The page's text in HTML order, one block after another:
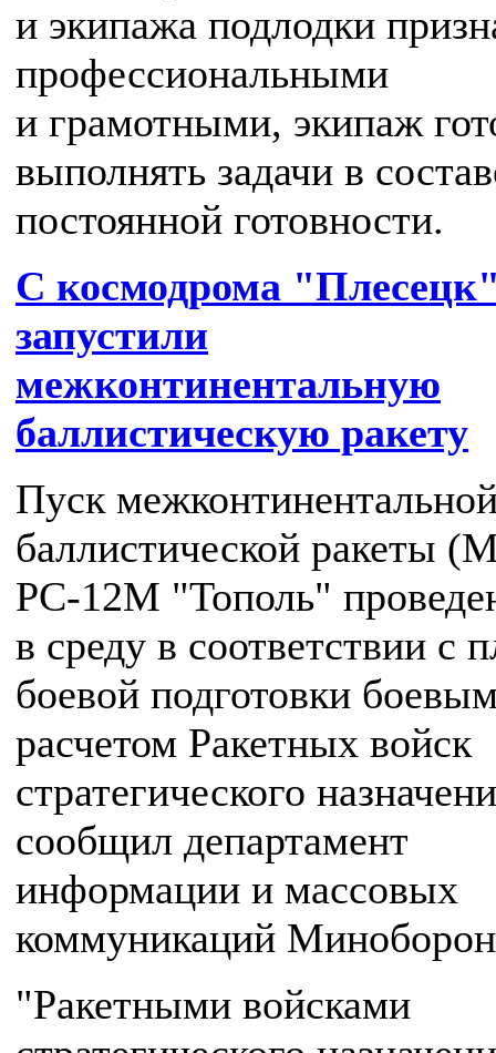
и экипажа подлодки
профессиональными
и грамотными, экипаж
выполнять задачи в
постоянной готовности.
С космодрома
запустили
межконтинентальную
баллистическую ракету
Пуск
баллистической ракеты
РС-12М "Тополь"
в среду в соответствии с
боевой подготовки
расчетом Ракетных войск
стратегического
сообщил департамент
информации и массовых
коммуникаций
"Ракетными войсками